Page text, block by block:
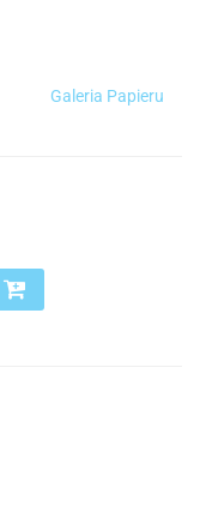
Galeria Papieru